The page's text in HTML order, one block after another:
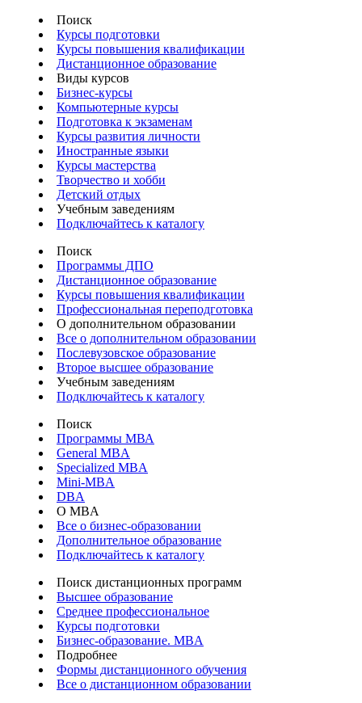
Поиск
Курсы подготовки
Курсы повышения квалификации
Дистанционное образование
Виды курсов
Бизнес-курсы
Компьютерные курсы
Подготовка к экзаменам
Курсы развития личности
Иностранные языки
Курсы мастерства
Творчество и хобби
Детский отдых
Учебным заведениям
Подключайтесь к каталогу
Поиск
Программы ДПО
Дистанционное образование
Курсы повышения квалификации
Профессиональная переподготовка
О дополнительном образовании
Все о дополнительном образовании
Послевузовское образование
Второе высшее образование
Учебным заведениям
Подключайтесь к каталогу
Поиск
Программы МВА
General MBA
Specialized MBA
Mini-MBA
DBA
О MBA
Все о бизнес-образовании
Дополнительное образование
Подключайтесь к каталогу
Поиск дистанционных программ
Высшее образование
Среднее профессиональное
Курсы подготовки
Бизнес-образование. MBA
Подробнее
Формы дистанционного обучения
Все о дистанционном образовании